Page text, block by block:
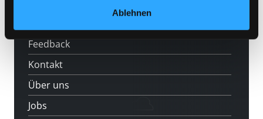
Ablehnen
Feedback
Kontakt
Über uns
Jobs